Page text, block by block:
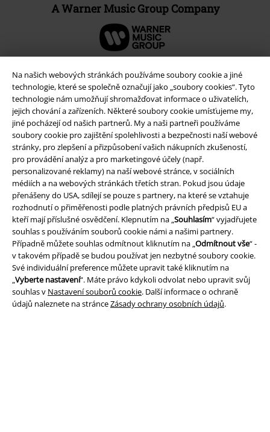
Na našich webových stránkách používáme soubory cookie a jiné
technologie, které se společně označují jako „soubory cookies“. Tyto
technologie nám umožňují shromažďovat informace o uživatelích,
jejich chování a zařízeních. Některé soubory cookie umísťujeme my,
jiné pocházejí od našich partnerů. My a naši partneři používáme
soubory cookie pro zajištění spolehlivosti a bezpečnosti naší webové
stránky, pro zlepšení a přizpůsobení vašich nákupních zkušeností,
pro provádění analýz a pro marketingové účely (např.
personalizované reklamy) na naší webové stránce, v sociálních
médiích a na webových stránkách třetích stran. Pokud jsou údaje
přenášeny do USA, sdílejí se pouze s partnery, na které se vztahuje
rozhodnutí o přiměřenosti podle platných právních předpisů EU a
kteří mají příslušné osvědčení. Klepnutím na „Souhlasím“ vyjadřujete
souhlas s používáním souborů cookie námi a našimi partnery.
Případně můžete souhlas odmítnout kliknutím na „Odmítnout vše“ -
v takovém případě se budou používat jen nezbytné soubory cookie.
Své individuální preference můžete upravit také kliknutím na
„Vyberte nastavení“. Máte právo kdykoli odvolat nebo upravit svůj
souhlas v Nastavení souborů cookie. Další informace o ochraně
údajů naleznete na stránceZásady ochrany osobních údajů.
A Warner Music Group Company
Právní informace
Podmínky
Prohlášení
Ochrana osobních údajů
Likvidace odpadu a ochrana životního prostředí